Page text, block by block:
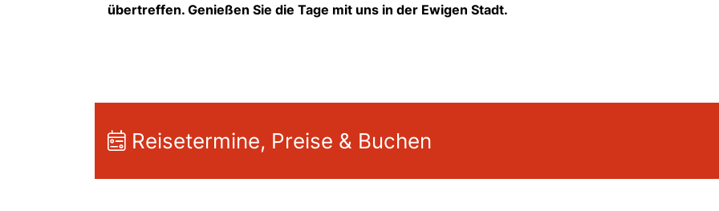
übertreffen. Genießen Sie die Tage mit uns in der Ewigen Stadt.
Reisetermine, Preise & Buchen